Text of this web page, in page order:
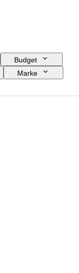
Budget
Marke